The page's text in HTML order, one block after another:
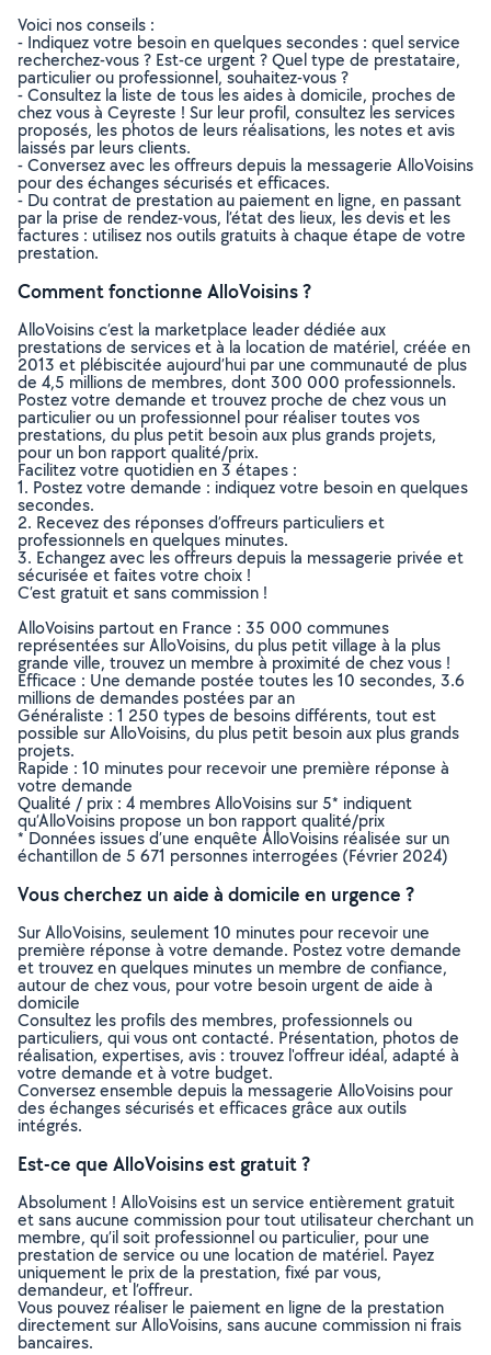
Voici nos conseils :
- Indiquez votre besoin en quelques secondes : quel service
recherchez-vous ? Est-ce urgent ? Quel type de prestataire,
particulier ou professionnel, souhaitez-vous ?
- Consultez la liste de tous les aides à domicile, proches de
chez vous à Ceyreste ! Sur leur profil, consultez les services
proposés, les photos de leurs réalisations, les notes et avis
laissés par leurs clients.
- Conversez avec les offreurs depuis la messagerie AlloVoisins
pour des échanges sécurisés et efficaces.
- Du contrat de prestation au paiement en ligne, en passant
par la prise de rendez-vous, l’état des lieux, les devis et les
factures : utilisez nos outils gratuits à chaque étape de votre
prestation.
Comment fonctionne AlloVoisins ?
AlloVoisins c’est la marketplace leader dédiée aux
prestations de services et à la location de matériel, créée en
2013 et plébiscitée aujourd’hui par une communauté de plus
de 4,5 millions de membres, dont 300 000 professionnels.
Postez votre demande et trouvez proche de chez vous un
particulier ou un professionnel pour réaliser toutes vos
prestations, du plus petit besoin aux plus grands projets,
pour un bon rapport qualité/prix.
Facilitez votre quotidien en 3 étapes :
1. Postez votre demande : indiquez votre besoin en quelques
secondes.
2. Recevez des réponses d’offreurs particuliers et
professionnels en quelques minutes.
3. Echangez avec les offreurs depuis la messagerie privée et
sécurisée et faites votre choix !
C’est gratuit et sans commission !
AlloVoisins partout en France : 35 000 communes
représentées sur AlloVoisins, du plus petit village à la plus
grande ville, trouvez un membre à proximité de chez vous !
Efficace : Une demande postée toutes les 10 secondes, 3.6
millions de demandes postées par an
Généraliste : 1 250 types de besoins différents, tout est
possible sur AlloVoisins, du plus petit besoin aux plus grands
projets.
Rapide : 10 minutes pour recevoir une première réponse à
votre demande
Qualité / prix : 4 membres AlloVoisins sur 5* indiquent
qu’AlloVoisins propose un bon rapport qualité/prix
* Données issues d’une enquête AlloVoisins réalisée sur un
échantillon de 5 671 personnes interrogées (Février 2024)
Vous cherchez un aide à domicile en urgence ?
Sur AlloVoisins, seulement 10 minutes pour recevoir une
première réponse à votre demande. Postez votre demande
et trouvez en quelques minutes un membre de confiance,
autour de chez vous, pour votre besoin urgent de aide à
domicile
Consultez les profils des membres, professionnels ou
particuliers, qui vous ont contacté. Présentation, photos de
réalisation, expertises, avis : trouvez l'offreur idéal, adapté à
votre demande et à votre budget.
Conversez ensemble depuis la messagerie AlloVoisins pour
des échanges sécurisés et efficaces grâce aux outils
intégrés.
Est-ce que AlloVoisins est gratuit ?
Absolument ! AlloVoisins est un service entièrement gratuit
et sans aucune commission pour tout utilisateur cherchant un
membre, qu’il soit professionnel ou particulier, pour une
prestation de service ou une location de matériel. Payez
uniquement le prix de la prestation, fixé par vous,
demandeur, et l’offreur.
Vous pouvez réaliser le paiement en ligne de la prestation
directement sur AlloVoisins, sans aucune commission ni frais
bancaires.